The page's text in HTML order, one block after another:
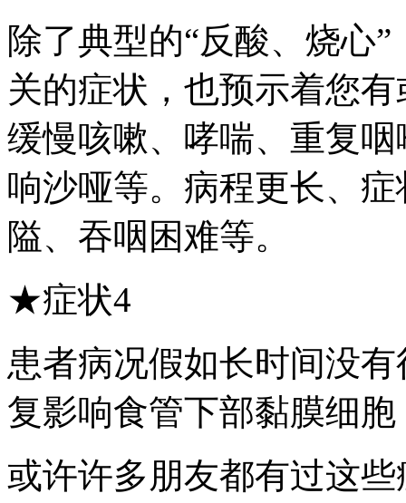
除了典型的“反酸、烧心
关的症状，也预示着您
缓慢咳嗽、哮喘、重复
响沙哑等。病程更长、
隘、吞咽困难等。
★症状4
患者病况假如长时间没
复影响食管下部黏膜细
或许许多朋友都有过这